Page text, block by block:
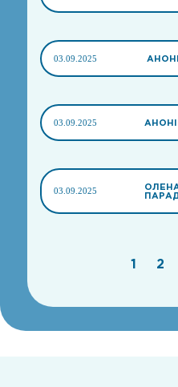
03.09.2025
03.09.2025
03.09.2025
1 2